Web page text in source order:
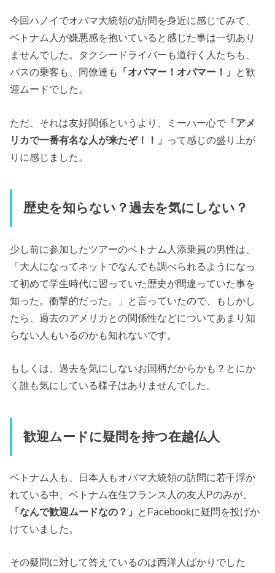
今回ハノイでオバマ大統領の訪問を身近に感じてみて、
ベトナム人が嫌悪感を抱いていると感じた事は一切あり
ませんでした。タクシードライバーも道行く人たちも、
バスの乗客も、同僚達も
「オバマー！オバマー！」 と歓
迎ムードでした。
ただ、それは友好関係というより、ミーハー心で 「アメ
リカで一番有名な人が来たぞ！！」 って感じの盛り上が
りに感じました。
歴史を知らない？過去を気にしない？
少し前に参加したツアーのベトナム人添乗員の男性は、
「大人になってネットでなんでも調べられるようになっ
て初めて学生時代に習っていた歴史が間違っていた事を
知った。衝撃的だった。」と言っていたので、もしかし
たら、過去のアメリカとの関係性などについてあまり知
らない人もいるのかも知れないです。
もしくは、過去を気にしないお国柄だからかも？とにか
く誰も気にしている様子はありませんでした。
歓迎ムードに疑問を持つ在越仏人
ベトナム人も、日本人もオバマ大統領の訪問に若干浮か
れている中、ベトナム在住フランス人の友人Pのみが、
「なんで歓迎ムードなの？」 とFacebookに疑問を投げか
けていました。
その疑問に対して答えているのは西洋人ばかりでした